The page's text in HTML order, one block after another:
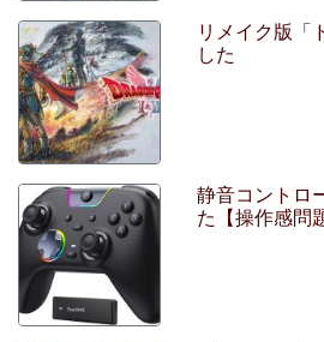
リメイク版「
した
静音コントロ
た【操作感問